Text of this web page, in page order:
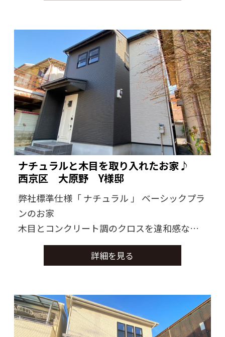
ナチュラルと木目を取り入れたお家♪
西京区 大原野 Y様邸
弊社標準仕様「 ナチュラル 」 ベーシックプラ
ンのお家
木目とコンクリート調のクロスを違和感ない
よう使用されたお家に仕上がりました。
導線や収納・収納方法にもこだわりが伺えま
詳細を見る